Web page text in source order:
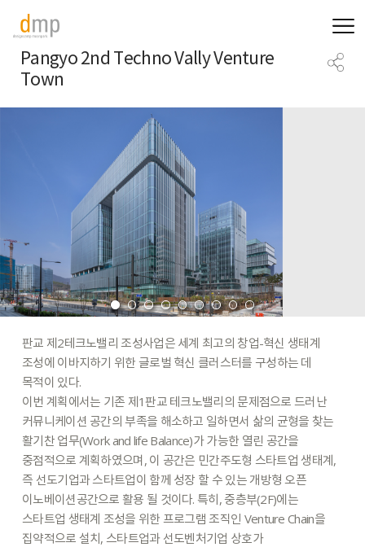
Pangyo 2nd Techno Vally Venture
Town
판교 제2테크노밸리 조성사업은 세계 최고의 창업-혁신 생태계
조성에 이바지하기 위한 글로벌 혁신 클러스터를 구성하는 데
목적이 있다.
이번 계획에서는 기존 제1판교 테크노밸리의 문제점으로 드러난
커뮤니케이션 공간의 부족을 해소하고 일하면서 삶의 균형을 찾는
활기찬 업무(Workand life Balance)가가능한 열린 공간을
중점적으로 계획하였으며, 이 공간은 민간주도형 스타트업 생태계,
즉 선도기업과스타트업이 함께 성장 할 수 있는 개방형 오픈
이노베이션공간으로 활용 될 것이다. 특히, 중층부(2F)에는
스타트업 생태계 조성을 위한 프로그램 조직인 Venture Chain을
집약적으로 설치, 스타트업과 선도벤처기업 상호가